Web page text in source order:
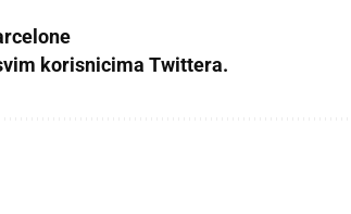
korisnicima Twittera.